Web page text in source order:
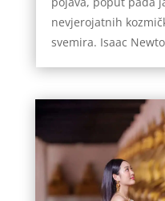
nevjerojatnih
svemira. Isaac